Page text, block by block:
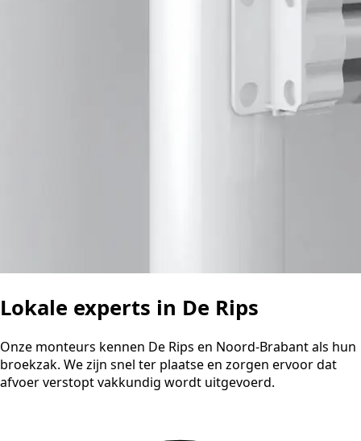
Lokale experts in De Rips
Onze monteurs kennen De Rips en Noord-Brabant als hun
broekzak. We zijn snel ter plaatse en zorgen ervoor dat
afvoer verstopt vakkundig wordt uitgevoerd.